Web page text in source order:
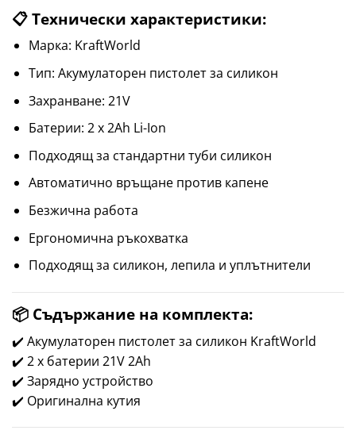
📋 Технически характеристики:
Марка: KraftWorld
Тип: Акумулаторен пистолет за силикон
Захранване: 21V
Батерии: 2 x 2Ah Li-Ion
Подходящ за стандартни туби силикон
Автоматично връщане против капене
Безжична работа
Ергономична ръкохватка
Подходящ за силикон, лепила и уплътнители
📦 Съдържание на комплекта:
✔️ Акумулаторен пистолет за силикон KraftWorld
✔️ 2 x батерии 21V 2Ah
✔️ Зарядно устройство
✔️ Оригинална кутия